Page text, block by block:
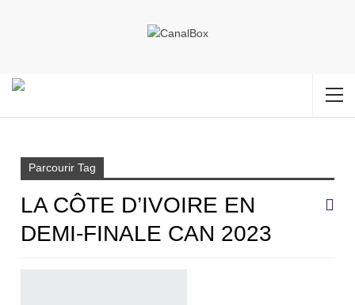
Parcourir Tag
LA CÔTE D’IVOIRE EN
DEMI-FINALE CAN 2023